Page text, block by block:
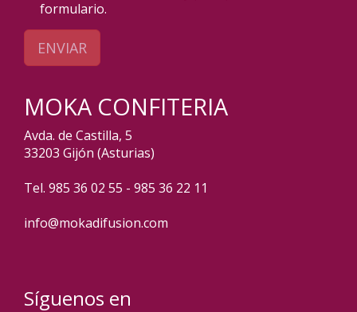
formulario.
ENVIAR
MOKA CONFITERIA
Avda. de Castilla, 5
33203 Gijón (Asturias)
Tel. 985 36 02 55 - 985 36 22 11
info@mokadifusion.com
Síguenos en